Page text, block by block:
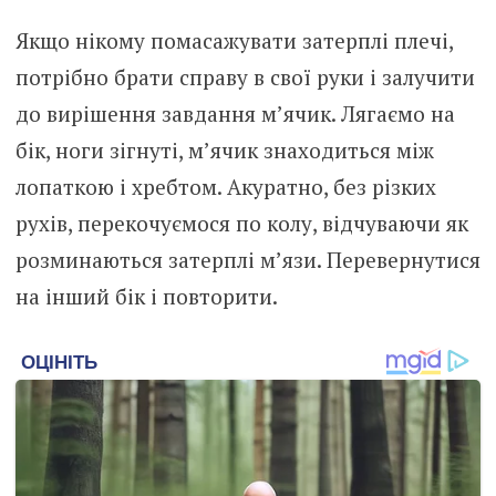
Якщо нікому помасажувати затерплі плечі,
потрібно брати справу в свої руки і залучити
до вирішення завдання м’ячик. Лягаємо на
бік, ноги зігнуті, м’ячик знаходиться між
лопаткою і хребтом. Акуратно, без різких
рухів, перекочуємося по колу, відчуваючи як
розминаються затерплі м’язи. Перевернутися
на інший бік і повторити.